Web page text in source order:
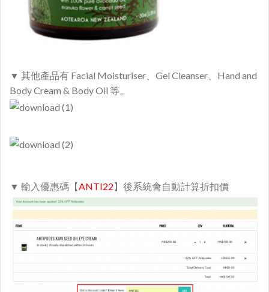
▼ 其他產品有 Facial Moisturiser、Gel Cleanser、Hand and
Body Cream & Body Oil 等。
▼ 輸入優惠碼【ANTI22】後系統會自動計算折扣價